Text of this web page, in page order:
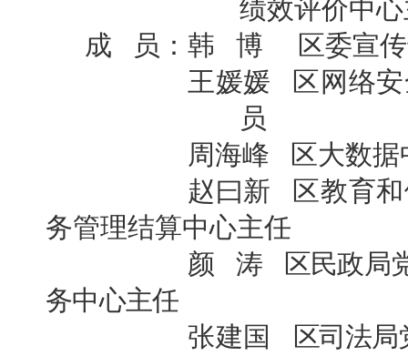
绩效评价中
成 员：韩 博 区委宣传
王媛媛 区网络安全
员
周海峰 区大数据中
赵曰新 区教育和体
务管理结算中心主任
颜 涛
区民政局
务中心主任
张建国
区司法